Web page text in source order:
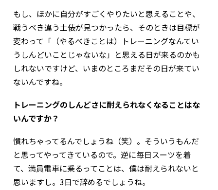
もし、ほかに自分がすごくやりたいと思えることや、
戦うべき違う土俵が見つかったら、そのときは目標が
変わって「（やるべきことは）トレーニングなんてい
うしんどいことじゃないな」と思える日が来るのかも
しれないですけど、いまのところまだその日が来てい
ないんですね。
トレーニングのしんどさに耐えられなくなることはな
いんですか？
慣れちゃってるんでしょうね（笑）。そういうもんだ
と思ってやってきているので。逆に毎日スーツを着
て、満員電車に乗るってことは、僕は耐えられないと
思いますし。3日で辞めるでしょうね。